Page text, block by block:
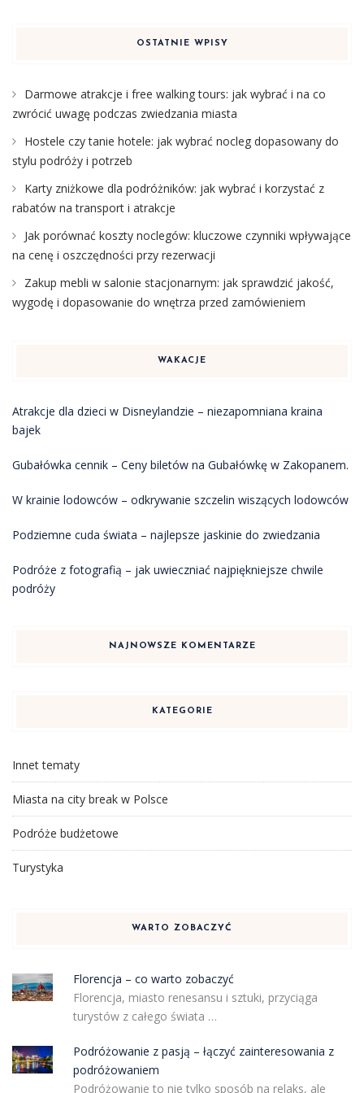
OSTATNIE WPISY
Darmowe atrakcje i free walking tours: jak wybrać i na co
zwrócić uwagę podczas zwiedzania miasta
Hostele czy tanie hotele: jak wybrać nocleg dopasowany do
stylu podróży i potrzeb
Karty zniżkowe dla podróżników: jak wybrać i korzystać z
rabatów na transport i atrakcje
Jak porównać koszty noclegów: kluczowe czynniki wpływające
na cenę i oszczędności przy rezerwacji
Zakup mebli w salonie stacjonarnym: jak sprawdzić jakość,
wygodę i dopasowanie do wnętrza przed zamówieniem
WAKACJE
Atrakcje dla dzieci w Disneylandzie – niezapomniana kraina
bajek
Gubałówka cennik – Ceny biletów na Gubałówkę w Zakopanem.
W krainie lodowców – odkrywanie szczelin wiszących lodowców
Podziemne cuda świata – najlepsze jaskinie do zwiedzania
Podróże z fotografią – jak uwieczniać najpiękniejsze chwile
podróży
NAJNOWSZE KOMENTARZE
KATEGORIE
Innet tematy
Miasta na city break w Polsce
Podróże budżetowe
Turystyka
WARTO ZOBACZYĆ
Florencja – co warto zobaczyć
Florencja, miasto renesansu i sztuki, przyciąga
turystów z całego świata …
Podróżowanie z pasją – łączyć zainteresowania z
podróżowaniem
Podróżowanie to nie tylko sposób na relaks, ale